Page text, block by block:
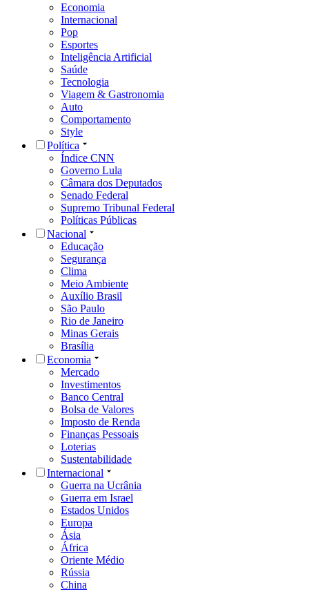
Economia
Internacional
Pop
Esportes
Inteligência Artificial
Saúde
Tecnologia
Viagem & Gastronomia
Auto
Comportamento
Style
Política
Índice CNN
Governo Lula
Câmara dos Deputados
Senado Federal
Supremo Tribunal Federal
Políticas Públicas
Nacional
Educação
Segurança
Clima
Meio Ambiente
Auxílio Brasil
São Paulo
Rio de Janeiro
Minas Gerais
Brasília
Economia
Mercado
Investimentos
Banco Central
Bolsa de Valores
Imposto de Renda
Finanças Pessoais
Loterias
Sustentabilidade
Internacional
Guerra na Ucrânia
Guerra em Israel
Estados Unidos
Europa
Ásia
África
Oriente Médio
Rússia
China